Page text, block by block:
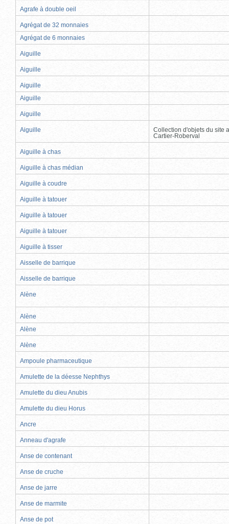
Agrafe à double oeil
Agrégat de 32 monnaies
Agrégat de 6 monnaies
Aiguille
Aiguille
Aiguille
Aiguille
Aiguille
Aiguille
Collection d'objets du site
Cartier-Roberval
Aiguille à chas
Aiguille à chas médian
Aiguille à coudre
Aiguille à tatouer
Aiguille à tatouer
Aiguille à tatouer
Aiguille à tisser
Aisselle de barrique
Aisselle de barrique
Alène
Alène
Alène
Alène
Ampoule pharmaceutique
Amulette de la déesse Nephthys
Amulette du dieu Anubis
Amulette du dieu Horus
Ancre
Anneau d'agrafe
Anse de contenant
Anse de cruche
Anse de jarre
Anse de marmite
Anse de pot